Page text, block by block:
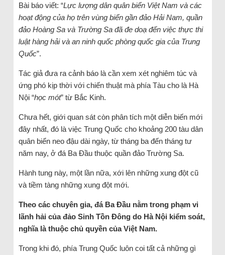
Bài báo viết: “Lực lượng dân quân biển Việt Nam và các
hoạt động của họ trên vùng biển gần đảo Hải Nam, quần
đảo Hoàng Sa và Trường Sa đã đe doạ đến việc thực thi
luật hàng hải và an ninh quốc phòng quốc gia của Trung
Quốc”.
Tác giả đưa ra cảnh báo là cần xem xét nghiêm túc và
ứng phó kịp thời với chiến thuật mà phía Tàu cho là Hà
Nội “học mót” từ Bắc Kinh.
Chưa hết, giới quan sát còn phân tích một diễn biến mới
đây nhất, đó là việc Trung Quốc cho khoảng 200 tàu dân
quân biển neo đậu dài ngày, từ tháng ba đến tháng tư
năm nay, ở đá Ba Đầu thuộc quần đảo Trường Sa.
Hành tung này, một lần nữa, xới lên những xung đột cũ
và tiềm tàng những xung đột mới.
Theo các chuyên gia, đá Ba Đầu nằm trong phạm vi
lãnh hải của đảo Sinh Tồn Đông do Hà Nội kiểm soát,
nghĩa là thuộc chủ quyền của Việt Nam.
Trong khi đó, phía Trung Quốc luôn coi tất cả những gì